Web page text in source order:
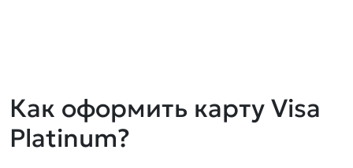
Как оформить карту Visa
Platinum?